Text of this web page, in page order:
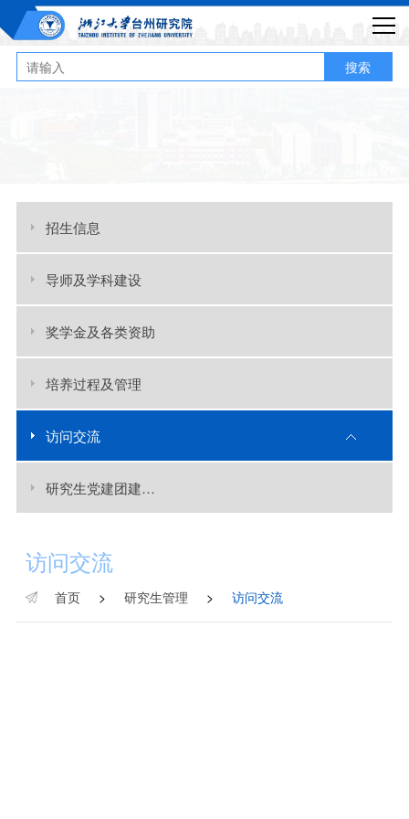
搜索
招生信息
导师及学科建设
奖学金及各类资助
培养过程及管理
访问交流
研究生党建团建思政
访问交流
首页 > 研究生管理 > 访问交流